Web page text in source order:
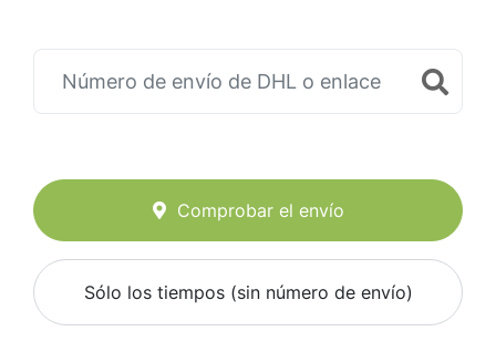
Comprobar el envío
Sólo los tiempos (sin número de envío)